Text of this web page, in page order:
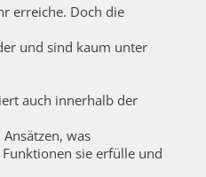
erreiche. Doch die
und sind kaum unter
auch innerhalb der
was
sie erfülle und